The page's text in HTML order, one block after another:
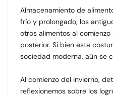
Almacenamiento de
frío y prolongado, los
otros alimentos al
posterior. Si bien esta
sociedad moderna, aún se
Al comienzo del invierno,
reflexionemos sobre los